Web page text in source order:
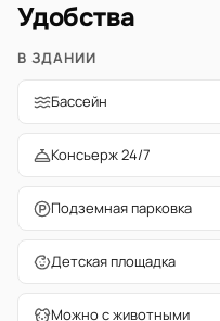
Удобства
В ЗДАНИИ
Бассейн
Консьерж 24/7
Подземная парковка
Детская площадка
Можно с животными